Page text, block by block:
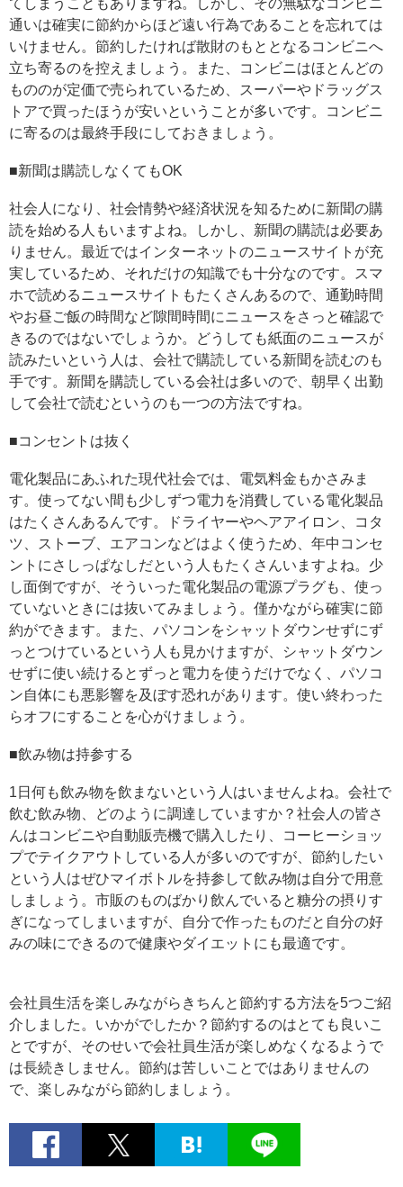
てしまうこともありますね。しかし、その無駄なコンビニ
通いは確実に節約からほど遠い行為であることを忘れては
いけません。節約したければ散財のもととなるコンビニへ
立ち寄るのを控えましょう。また、コンビニはほとんどの
もののが定価で売られているため、スーパーやドラッグス
トアで買ったほうが安いということが多いです。コンビニ
に寄るのは最終手段にしておきましょう。
■新聞は購読しなくてもOK
社会人になり、社会情勢や経済状況を知るために新聞の購
読を始める人もいますよね。しかし、新聞の購読は必要あ
りません。最近ではインターネットのニュースサイトが充
実しているため、それだけの知識でも十分なのです。スマ
ホで読めるニュースサイトもたくさんあるので、通勤時間
やお昼ご飯の時間など隙間時間にニュースをさっと確認で
きるのではないでしょうか。どうしても紙面のニュースが
読みたいという人は、会社で購読している新聞を読むのも
手です。新聞を購読している会社は多いので、朝早く出勤
して会社で読むというのも一つの方法ですね。
■コンセントは抜く
電化製品にあふれた現代社会では、電気料金もかさみま
す。使ってない間も少しずつ電力を消費している電化製品
はたくさんあるんです。ドライヤーやヘアアイロン、コタ
ツ、ストーブ、エアコンなどはよく使うため、年中コンセ
ントにさしっぱなしだという人もたくさんいますよね。少
し面倒ですが、そういった電化製品の電源プラグも、使っ
ていないときには抜いてみましょう。僅かながら確実に節
約ができます。また、パソコンをシャットダウンせずにず
っとつけているという人も見かけますが、シャットダウン
せずに使い続けるとずっと電力を使うだけでなく、パソコ
ン自体にも悪影響を及ぼす恐れがあります。使い終わった
らオフにすることを心がけましょう。
■飲み物は持参する
1日何も飲み物を飲まないという人はいませんよね。会社で
飲む飲み物、どのように調達していますか？社会人の皆さ
んはコンビニや自動販売機で購入したり、コーヒーショッ
プでテイクアウトしている人が多いのですが、節約したい
という人はぜひマイボトルを持参して飲み物は自分で用意
しましょう。市販のものばかり飲んでいると糖分の摂りす
ぎになってしまいますが、自分で作ったものだと自分の好
みの味にできるので健康やダイエットにも最適です。
会社員生活を楽しみながらきちんと節約する方法を5つご紹
介しました。いかがでしたか？節約するのはとても良いこ
とですが、そのせいで会社員生活が楽しめなくなるようで
は長続きしません。節約は苦しいことではありませんの
で、楽しみながら節約しましょう。